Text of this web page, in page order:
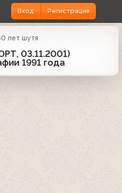
Вход Регистрация
лет шутя
03.11.2001)
1991 года